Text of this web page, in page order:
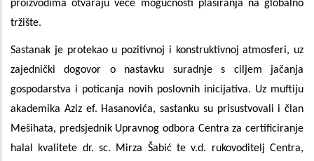
proizvodima otvaraju veće mogućnosti plasiranja na globalno
tržište.
Sastanak je protekao u pozitivnoj i konstruktivnoj atmosferi, uz
zajednički dogovor o nastavku suradnje s ciljem jačanja
gospodarstva i poticanja novih poslovnih inicijativa. Uz muftiju
akademika Aziz ef. Hasanovića, sastanku su prisustvovali i član
Mešihata, predsjednik Upravnog odbora Centra za certificiranje
halal kvalitete dr. sc. Mirza Šabić te v.d. rukovoditelj Centra,